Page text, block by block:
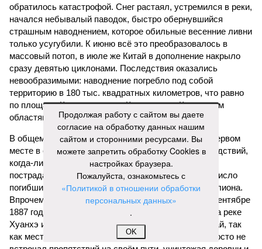
обратилось катастрофой. Снег растаял, устремился в реки,
начался небывалый паводок, быстро обернувшийся
страшным наводнением, которое обильные весенние ливни
только усугубили. К июню всё это преобразовалось в
массовый потоп, в июле же Китай в дополнение накрыло
сразу девятью циклонами. Последствия оказались
невообразимыми: наводнение погребло под собой
территорию в 180 тыс. квадратных километров, что равно
по площади Карелии, шести Курским или Калужским
областям, десятку Чуваший.
В общем, недаром события 1931-го находятся на первом
месте в списке самых смертоносных стихийных бедствий,
когда-либо происходивших на планете. Число
пострадавших в тот год достигло 53 млн человек, число
погибших, по некоторым оценкам, составило 4 миллиона.
Впрочем, для Китая подобное не в новинку. Так, в сентябре
1887 года вода прорвала многочисленные дамбы на реке
Хуанхэ и быстро залила почти весь Северный Китай, так
как местность там довольно низменная, и потоп просто не
Продолжая работу с сайтом вы даете
согласие на обработку данных нашим
сайтом и сторонними ресурсами. Вы
можете запретить обработку Cookies в
настройках браузера.
Пожалуйста, ознакомьтесь с
«Политикой в отношении обработки
персональных данных»
.
OK